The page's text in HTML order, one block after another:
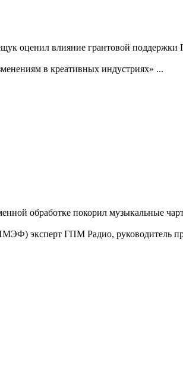
оценил влияние грантовой
в креативных индустриях» ...
обработке покорил музыкальные
эксперт ГПМ Радио, руководитель